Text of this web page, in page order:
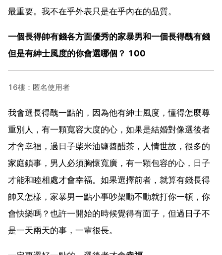
最重要。我不在乎外表只是在乎內在的品質。
一個長得帥有錢各方面優秀的家暴男和一個長得醜有錢
但是有紳士風度的你會選哪個？ 100
16樓：匿名使用者
我會選長得醜一點的，因為他有紳士風度，懂得怎麼尊
重別人，有一顆寬容大度的心，如果是結婚對像選後者
才會幸福，過日子柴米油鹽醬醋茶，人情世故，很多的
家庭鎖事，男人必須胸懷寬廣，有一顆包容的心，日子
才能和睦相處才會幸福。如果選擇前者，就算有錢長得
帥又怎樣，家暴男一點小事吵架動不動就打你一頓，你
會快樂嗎？也許一開始的時候覺得有面子，但過日子不
是一天兩天的事，一輩很長。